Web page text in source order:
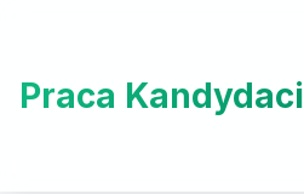
Praca Kandydaci